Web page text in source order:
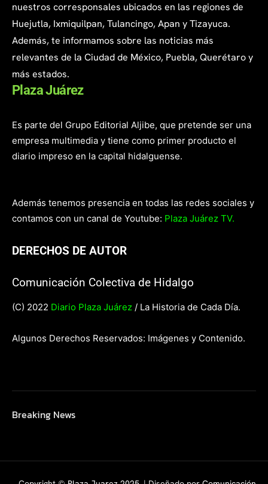
nuestros corresponsales ubicados en las regiones de
Huejutla, Ixmiquilpan, Tulancingo, Apan y Tizayuca.
Además, te informamos sobre las noticias más
relevantes de la Ciudad de México, Puebla, Querétaro y
más estados.
Plaza Juárez
Es parte del Grupo Editorial Aljibe, que pretende ser una
empresa multimedia y tiene como primer producto el
diario impreso en la capital hidalguense.
Además tenemos presencia en todas las redes sociales y
contamos con un canal de Youtube: Plaza Juárez TV.
DERECHOS DE AUTOR
Comunicación Colectiva de Hidalgo
(C) 2022 Diario Plaza Juárez / La Historia de Cada Día.
Algunos Derechos Reservados: Imágenes y Contenido.
Breaking News